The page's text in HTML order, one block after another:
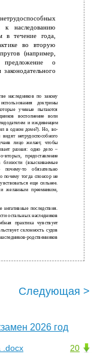
к наследованию
в течение года,
во вторую
(например,
предложение о
наследников по закону
доктрины
ученые пытаются
восполнение воли
и иждивенцем
в одном доме?). Но, во-
нетрудоспособного
лицо желает, чтобы
разная: одно дело –
предоставление
(взыскиваемые
то обязательно
почему тогда спонсор не
еще сильнее.
желанным преемником,
последствия.
остальных наследников
практика чувствует
склонность судов
родственников
Следующая >
2026 год
20
.docx